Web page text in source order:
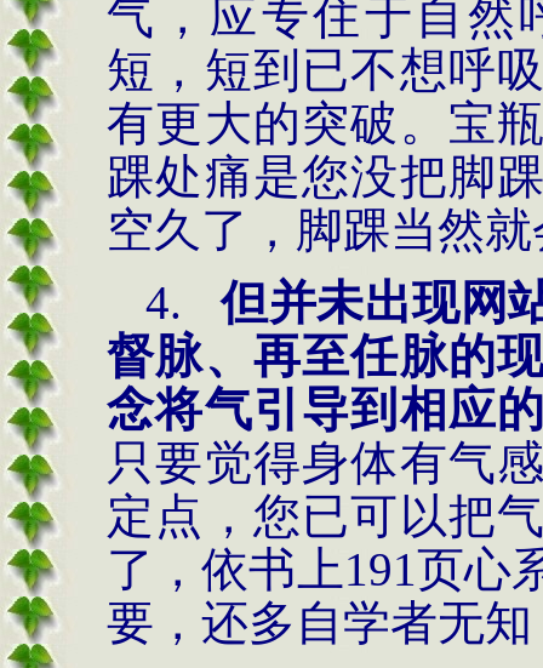
气，应专住于自然
短，短到已不想呼
有更大的突破。宝
踝处痛是您没把脚
空久了，脚踝当然
4.
但并未出现网
督脉、再至任脉的
念将气引导到相应
只要觉得身体有气
定点，您已可以把
了，依书上191页心
要，还多自学者无